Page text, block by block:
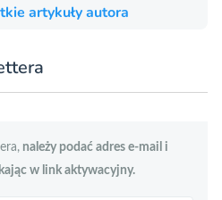
artykuły autora
należy podać adres e-mail i
w link aktywacyjny.